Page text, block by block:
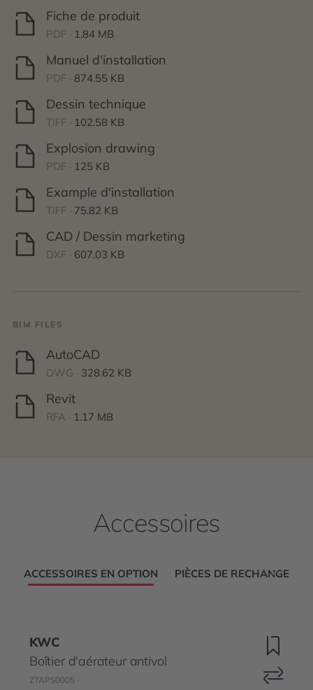
Fiche de produit
PDF · 1.84 MB
Manuel d'installation
PDF · 874.55 KB
Dessin technique
TIFF · 102.58 KB
Explosion drawing
PDF · 125 KB
Example d'installation
TIFF · 75.82 KB
CAD / Dessin marketing
DXF · 607.03 KB
BIM FILES
AutoCAD
DWG · 328.62 KB
Revit
RFA · 1.17 MB
Accessoires
ACCESSOIRES EN OPTION PIÈCES DE RECHANGE
KWC
Boîtier d'aérateur antivol
ZTAPS0005